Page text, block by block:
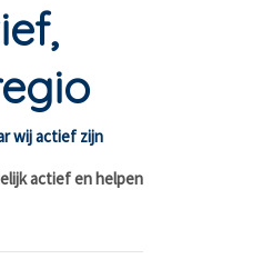
wij actief zijn
actief en helpen